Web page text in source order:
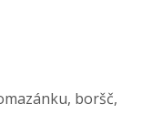
boršč,